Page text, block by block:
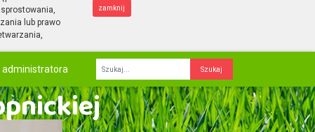
lub prawo
zamknij
administratora
Fraza